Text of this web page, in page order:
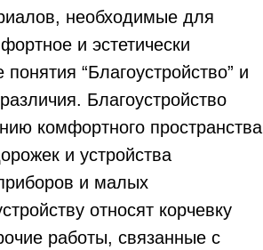
необходимые для
и эстетически
“Благоустройство” и
Благоустройство
комфортного пространства
и устройства
и малых
относят корчевку
работы, связанные с